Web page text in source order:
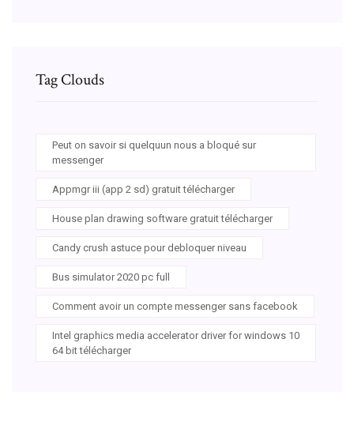
Tag Clouds
Peut on savoir si quelquun nous a bloqué sur
messenger
Appmgr iii (app 2 sd) gratuit télécharger
House plan drawing software gratuit télécharger
Candy crush astuce pour debloquer niveau
Bus simulator 2020 pc full
Comment avoir un compte messenger sans facebook
Intel graphics media accelerator driver for windows 10
64 bit télécharger